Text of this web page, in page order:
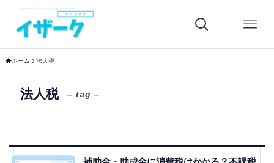
ホーム 法人税
法人税 – tag –